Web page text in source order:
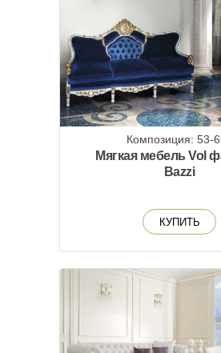
Композиция: 53-
Мягкая мебель Vol
Bazzi
КУПИТЬ